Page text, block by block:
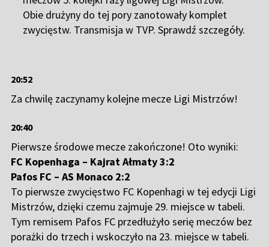
Obie drużyny do tej pory zanotowały komplet
zwycięstw. Transmisja w TVP. Sprawdź szczegóły.
20:52
Za chwilę zaczynamy kolejne mecze Ligi Mistrzów!
20:40
Pierwsze środowe mecze zakończone! Oto wyniki:
FC Kopenhaga – Kajrat Ałmaty 3:2
Pafos FC – AS Monaco 2:2
To pierwsze zwycięstwo FC Kopenhagi w tej edycji Ligi
Mistrzów, dzięki czemu zajmuje 29. miejsce w tabeli.
Tym remisem Pafos FC przedłużyło serię meczów bez
porażki do trzech i wskoczyło na 23. miejsce w tabeli.